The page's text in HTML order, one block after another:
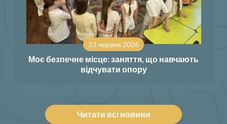
23 червня 2026
Моє безпечне місце: заняття, що навчають
відчувати опору
Читати всі новини